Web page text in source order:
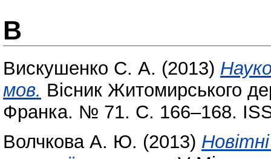
В
Вискушенко С. А. (2013)
мов. Вісник Житомирського
Франка. № 71. С. 166–168.
Волчкова А. Ю. (2013)